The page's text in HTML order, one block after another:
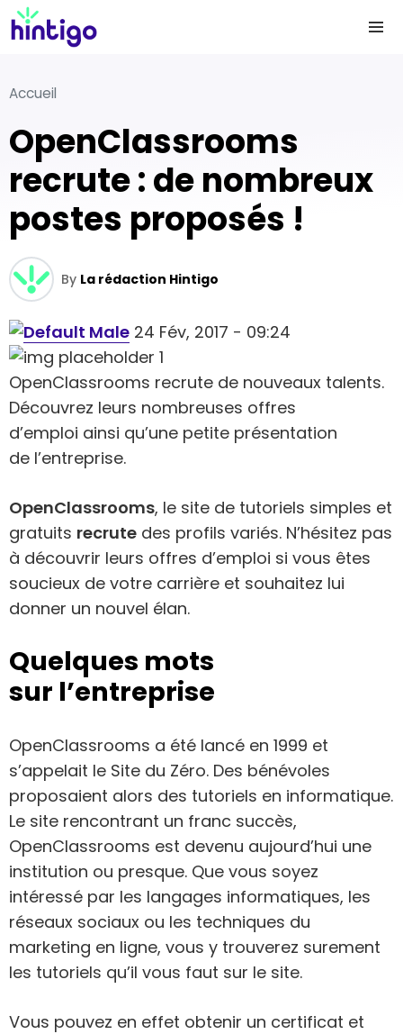
Accueil
OpenClassrooms
recrute : de nombreux
postes proposés !
By La rédaction Hintigo
24 Fév, 2017 - 09:24
OpenClassrooms recrute de nouveaux talents.
Découvrez leurs nombreuses offres
d’emploi ainsi qu’une petite présentation
de l’entreprise.
OpenClassrooms, le site de tutoriels simples et
gratuits recrute des profils variés. N’hésitez pas
à découvrir leurs offres d’emploi si vous êtes
soucieux de votre carrière et souhaitez lui
donner un nouvel élan.
Quelques mots
sur l’entreprise
OpenClassrooms a été lancé en 1999 et
s’appelait le Site du Zéro. Des bénévoles
proposaient alors des tutoriels en informatique.
Le site rencontrant un franc succès,
OpenClassrooms est devenu aujourd’hui une
institution ou presque. Que vous soyez
intéressé par les langages informatiques, les
réseaux sociaux ou les techniques du
marketing en ligne, vous y trouverez surement
les tutoriels qu’il vous faut sur le site.
Vous pouvez en effet obtenir un certificat et